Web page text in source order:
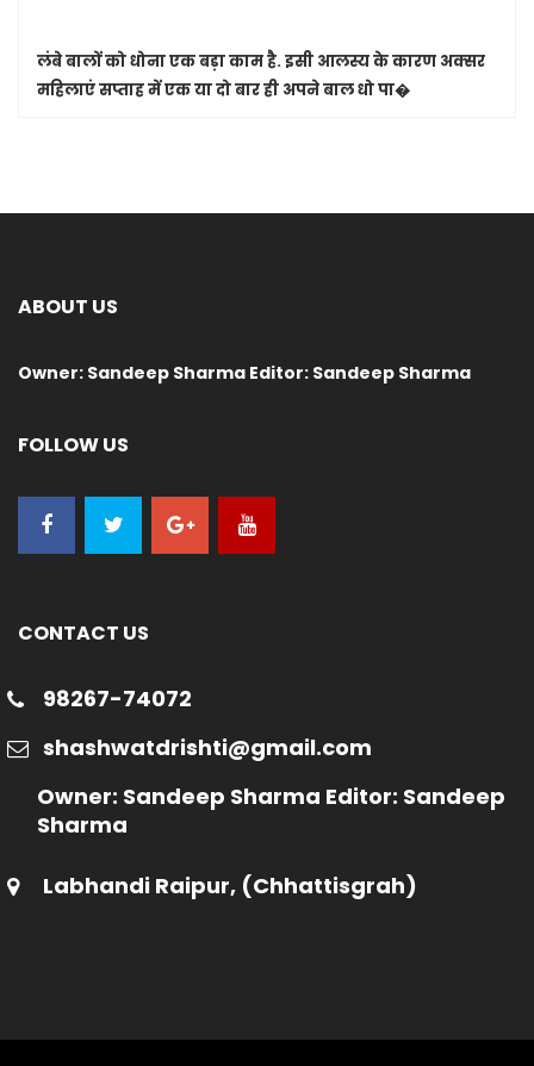
लंबे बालों को धोना एक बड़ा काम है. इसी आलस्य के कारण अक्सर
महिलाएं सप्ताह में एक या दो बार ही अपने बाल धो पा�
ABOUT US
Owner: Sandeep Sharma Editor: Sandeep Sharma
FOLLOW US
CONTACT US
98267-74072
shashwatdrishti@gmail.com
Owner: Sandeep Sharma Editor: Sandeep
Sharma
Labhandi Raipur, (Chhattisgrah)